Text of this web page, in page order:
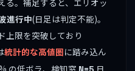
る。補足すると、エリオッ
進行中(日足は判定不能)。
上限を突破しており
統計的な高値圏に踏み込ん
の低ボラ、検知窓
日